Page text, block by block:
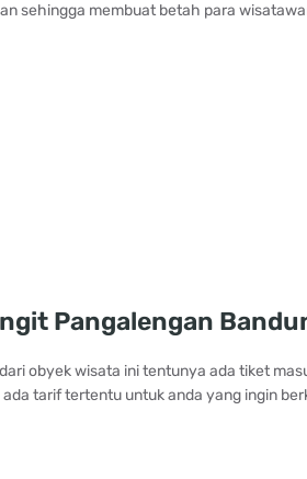
sehingga membuat betah para
Pangalengan
obyek wisata ini tentunya ada tiket
tarif tertentu untuk anda yang ingin